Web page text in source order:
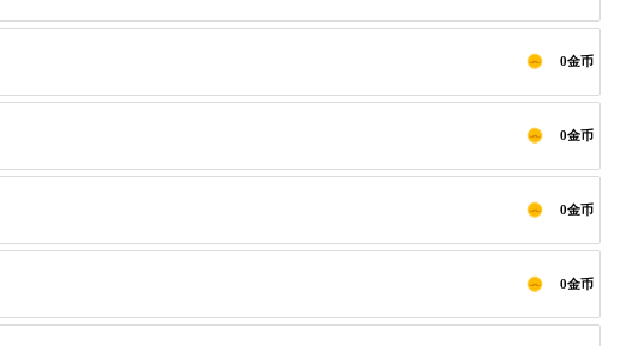
0金币
0金币
0金币
0金币